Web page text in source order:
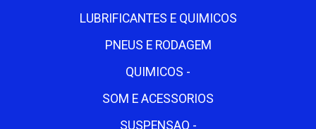
LUBRIFICANTES E QUIMICOS
PNEUS E RODAGEM
QUIMICOS -
SOM E ACESSORIOS
SUSPENSAO -